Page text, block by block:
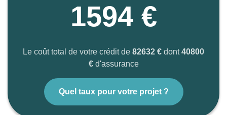
1594 €
Le coût total de votre crédit de 82632 € dont40800
€d'assurance
Quel taux pour votre projet ?